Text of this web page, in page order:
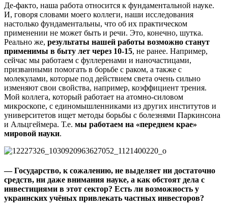
Де-факто, наша работа относится к фундаментальной науке.
И, говоря словами моего коллеги, наши исследования
настолько фундаментальны, что об их практическом
применении не может быть и речи. Это, конечно, шутка.
Реально же, результаты нашей работы возможно станут
применимы в быту лет через 10-15, не ранее. Например,
сейчас мы работаем с фуллеренами и наночастицами,
призванными помогать в борьбе с раком, а также с
молекулами, которые под действием света очень сильно
изменяют свои свойства, например, коэффициент трения.
Мой коллега, который работает на атомно-силовом
микроскопе, с единомышленниками из других институтов и
университетов ищет методы борьбы с болезнями Паркинсона
и Альцгеймера. Т.е. мы работаем на «переднем крае»
мировой науки.
— Государство, к сожалению, не выделяет ни достаточно
средств, ни даже внимания науке, а как обстоят дела с
инвестициями в этот сектор? Есть ли возможность у
украинских учёных привлекать частных инвесторов?